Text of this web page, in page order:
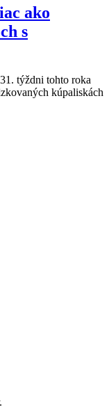
ako
s
týždni tohto roka
kúpaliskách